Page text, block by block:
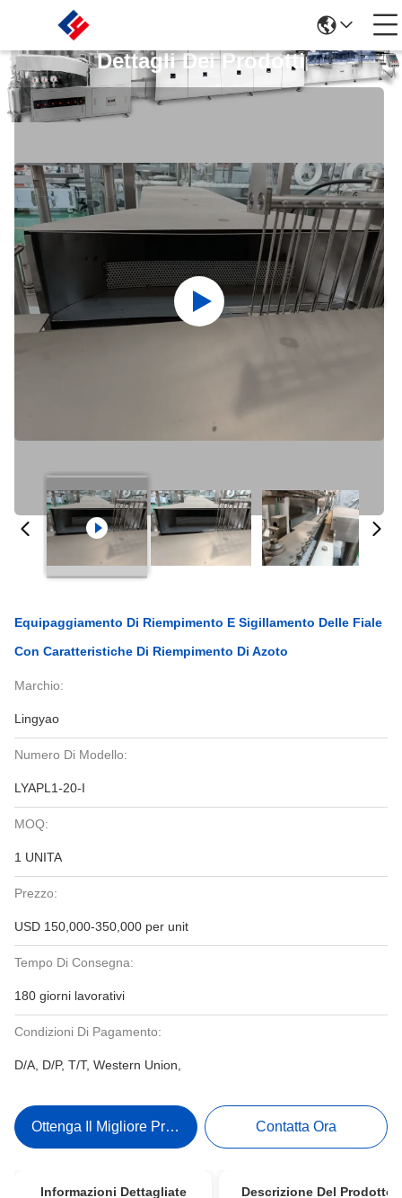
Dettagli Dei Prodotti
Equipaggiamento Di Riempimento E Sigillamento Delle Fiale
Con Caratteristiche Di Riempimento Di Azoto
Marchio:
Lingyao
Numero Di Modello:
LYAPL1-20-I
MOQ:
1 UNITA
Prezzo:
USD 150,000-350,000 per unit
Tempo Di Consegna:
180 giorni lavorativi
Condizioni Di Pagamento:
D/A, D/P, T/T, Western Union,
Ottenga Il Migliore Prezzo Contatta Ora
Informazioni Dettagliate Descrizione Del Prodotto